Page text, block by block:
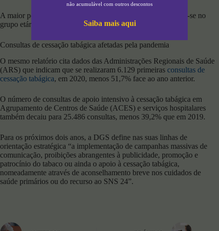
A maior percentagem de óbitos atribuíveis ao tabaco registou-se no
grupo etário dos 50 aos 69 anos (24,8%).
Consultas de cessação tabágica afetadas pela pandemia
O mesmo relatório cita dados das Administrações Regionais de Saúde
(ARS) que indicam que se realizaram 6.129 primeiras consultas de
cessação tabágica, em 2020, menos 51,7% face ao ano anterior.
O número de consultas de apoio intensivo à cessação tabágica em
Agrupamento de Centros de Saúde (ACES) e serviços hospitalares
também decaiu para 25.486 consultas, menos 39,2% que em 2019.
Para os próximos dois anos, a DGS define nas suas linhas de
orientação estratégica “a implementação de campanhas massivas de
comunicação, proibições abrangentes à publicidade, promoção e
patrocínio do tabaco ou ainda o apoio à cessação tabágica,
nomeadamente através de aconselhamento breve nos cuidados de
saúde primários ou do recurso ao SNS 24”.
não acumulável com outros descontos
Saiba mais aqui